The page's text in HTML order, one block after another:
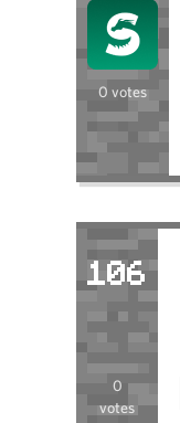
0 votes
106
0
votes